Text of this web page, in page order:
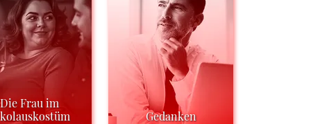
Die Frau im
Gedanken